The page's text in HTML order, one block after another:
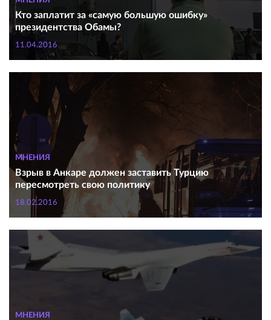
Кто заплатит за «самую большую ошибку»
президентства Обамы?
11.04.2016
МНЕНИЯ
Взрыв в Анкаре должен заставить Турцию
пересмотреть свою политику
18.02.2016
МНЕНИЯ